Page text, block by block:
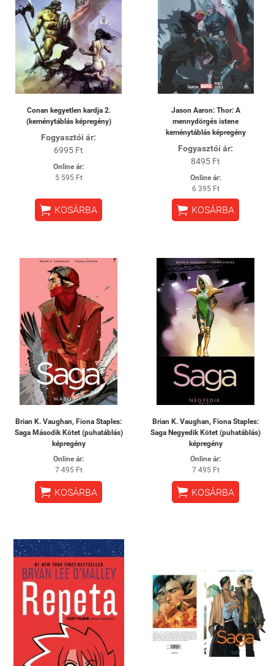
Conan kegyetlen kardja 2.
(keménytáblás képregény)
Fogyasztói ár:
6995 Ft
Online ár:
5 595 Ft
 KOSÁRBA
Jason Aaron: Thor: A
mennydörgés istene
keménytáblás képregény
Fogyasztói ár:
8495 Ft
Online ár:
6 395 Ft
 KOSÁRBA
Brian K. Vaughan, Fiona Staples:
Saga Második Kötet (puhatáblás)
képregény
Online ár:
7 495 Ft
 KOSÁRBA
Brian K. Vaughan, Fiona Staples:
Saga Negyedik Kötet (puhatáblás)
képregény
Online ár:
7 495 Ft
 KOSÁRBA